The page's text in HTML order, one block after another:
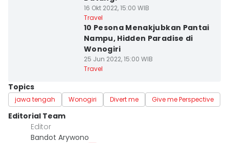
16 Okt 2022, 15:00 WIB
Travel
10 Pesona Menakjubkan Pantai
Nampu, Hidden Paradise di
Wonogiri
25 Jun 2022, 15:00 WIB
Travel
Topics
jawa tengah Wonogiri Divert me Give me Perspective
Editorial Team
Editor
Bandot Arywono